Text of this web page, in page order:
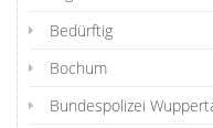
Bedürftig
Bochum
Bundespolizei